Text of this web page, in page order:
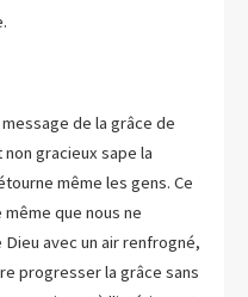
de la grâce de
gracieux sape la
même les gens. Ce
que nous ne
avec un air renfrogné,
progresser la grâce sans